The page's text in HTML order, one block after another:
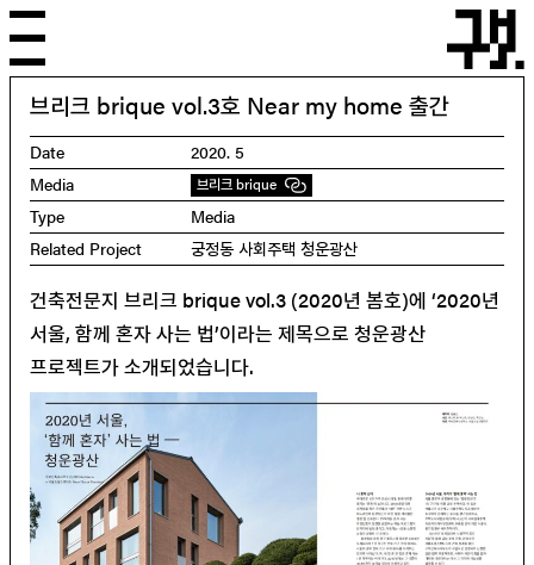
Skip
to
content
브리크 brique vol.3호 Near my home 출간
Date
2020. 5
Media
브리크 brique
Type
Media
Related Project
궁정동 사회주택 청운광산
건축전문지 브리크 brique vol.3 (2020년 봄호)에 ‘2020년
서울, 함께 혼자 사는 법’이라는 제목으로 청운광산
프로젝트가 소개되었습니다.